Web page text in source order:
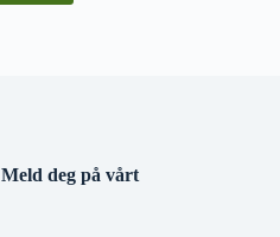
Meld deg på vårt